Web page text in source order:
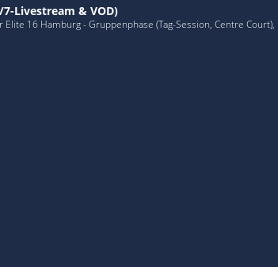
7-Livestream & VOD)
Elite 16 Hamburg - Gruppenphase (Tag-Session, Centre